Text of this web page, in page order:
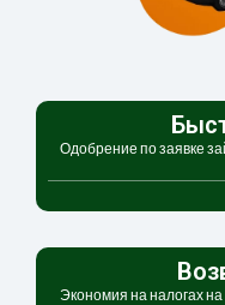
Одобрение по заявке
Экономия на налогах